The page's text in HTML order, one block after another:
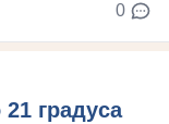
0
градуса